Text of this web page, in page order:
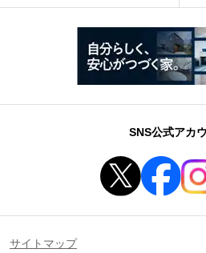
SNS公式アカ
サイトマップ